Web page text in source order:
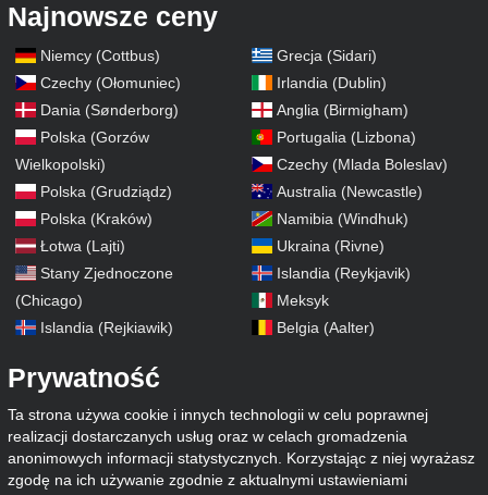
Najnowsze ceny
Niemcy (Cottbus)
Czechy (Ołomuniec)
Dania (Sønderborg)
Polska (Gorzów
Wielkopolski)
Polska (Grudziądz)
Polska (Kraków)
Łotwa (Lajti)
Stany Zjednoczone
(Chicago)
Islandia (Rejkiawik)
Grecja (Sidari)
Irlandia (Dublin)
Anglia (Birmigham)
Portugalia (Lizbona)
Czechy (Mlada Boleslav)
Australia (Newcastle)
Namibia (Windhuk)
Ukraina (Rivne)
Islandia (Reykjavik)
Meksyk
Belgia (Aalter)
Prywatność
Ta strona używa cookie i innych technologii w celu poprawnej
realizacji dostarczanych usług oraz w celach gromadzenia
anonimowych informacji statystycznych. Korzystając z niej wyrażasz
zgodę na ich używanie zgodnie z aktualnymi ustawieniami